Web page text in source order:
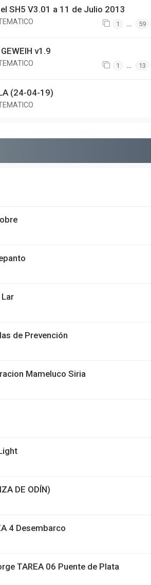
SH5 V3.01 a 11 de Julio 2013
1 … 59
v1.9
1 … 13
(24-04-19)
de Prevención
Mameluco Siria
DE ODÍN)
4 Desembarco
TAREA 06 Puente de Plata